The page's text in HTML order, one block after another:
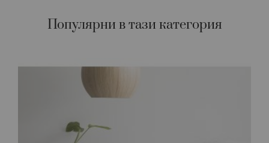
Популярни в тази категория